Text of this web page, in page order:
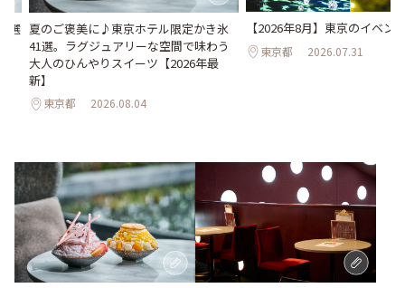
選 夏のご褒美に♪東京ホテル限定かき氷
41選。ラグジュアリーな空間で味わう
大人のひんやりスイーツ【2026年最
新】
東京都 2026.08.04
【2026年8月】東京のイベン
東京都 2026.07.31